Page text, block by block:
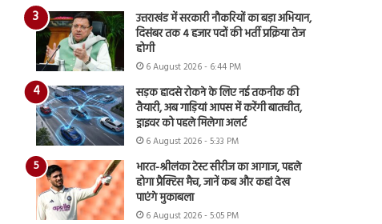
उत्तराखंड में सरकारी नौकरियों का बड़ा अभियान,
दिसंबर तक 4 हजार पदों की भर्ती प्रक्रिया तेज
होगी
6 August 2026 - 6:44 PM
सड़क हादसे रोकने के लिए नई तकनीक की
तैयारी, अब गाड़ियां आपस में करेंगी बातचीत,
ड्राइवर को पहले मिलेगा अलर्ट
6 August 2026 - 5:33 PM
भारत-श्रीलंका टेस्ट सीरीज का आगाज, पहले
होगा प्रैक्टिस मैच, जानें कब और कहां देख
पाएंगे मुकाबला
6 August 2026 - 5:05 PM